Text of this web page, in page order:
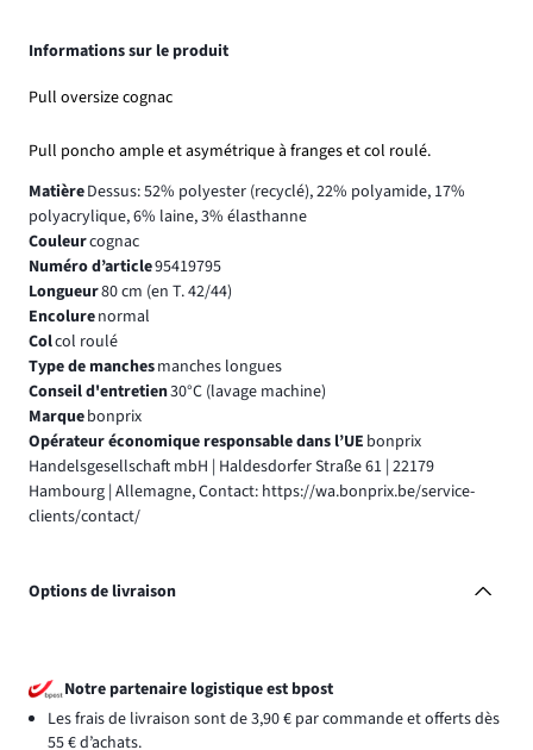
Informations sur le produit
Pull oversize cognac
Pull poncho ample et asymétrique à franges et col roulé.
MatièreDessus: 52% polyester (recyclé), 22% polyamide, 17%
polyacrylique, 6% laine, 3% élasthanne
Couleurcognac
Numéro d’article95419795
Longueur80 cm (en T. 42/44)
Encolurenormal
Colcol roulé
Type de manchesmanches longues
Conseil d'entretien30°C (lavage machine)
Marquebonprix
Opérateur économique responsable dans l’UE bonprix
Handelsgesellschaft mbH | Haldesdorfer Straße 61 | 22179
Hambourg | Allemagne, Contact: https://wa.bonprix.be/service-
clients/contact/
Options de livraison
Notre partenaire logistique est bpost
Les frais de livraison sont de 3,90 € par commande et offerts dès
55 € d’achats.